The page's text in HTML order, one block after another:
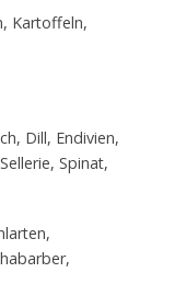
Kartoffeln,
Dill, Endivien,
Spinat,